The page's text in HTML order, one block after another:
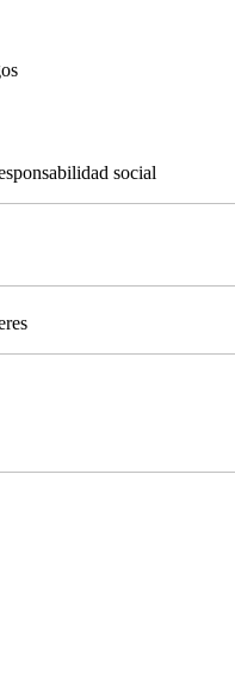
social